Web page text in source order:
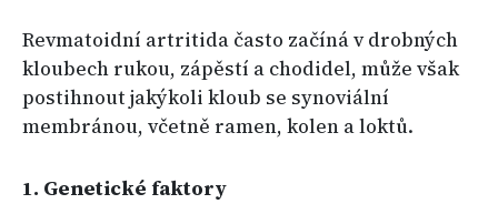
Revmatoidní artritida často začíná v drobných
kloubech rukou, zápěstí a chodidel, může však
postihnout jakýkoli kloub se synoviální
membránou, včetně ramen, kolen a loktů.
1. Genetické faktory